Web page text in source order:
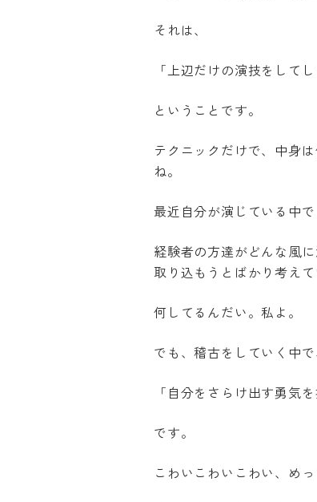
それは、
「上辺だけの演技をしてし
ということです。
テクニックだけで、中身
ね。
最近自分が演じている中
経験者の方達がどんな風
取り込もうとばかり考え
何してるんだい。私よ。
でも、稽古をしていく中
「自分をさらけ出す勇気を
です。
こわいこわいこわい、め